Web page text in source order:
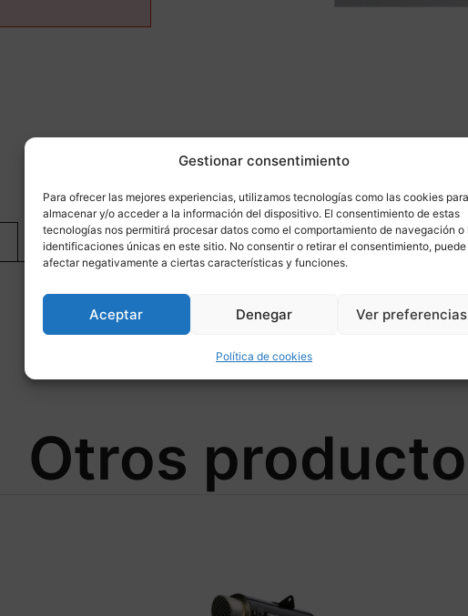
Gestionar consentimiento
Para ofrecer las mejores experiencias, utilizamos tecnologías como las cookies para
almacenar y/o acceder a la información del dispositivo. El consentimiento de estas
tecnologías nos permitirá procesar datos como el comportamiento de navegación o
identificaciones únicas en este sitio. No consentir o retirar el consentimiento, puede
afectar negativamente a ciertas características y funciones.
Aceptar Denegar Ver preferencias
Política de cookies
Más
Otros